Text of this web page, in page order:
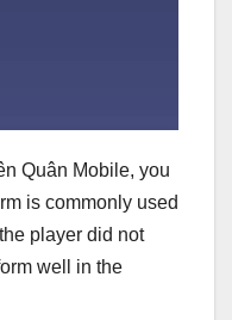
Quân Mobile, you
is commonly used
player did not
well in the